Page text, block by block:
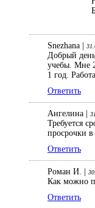
Snezhana |
Добрый
учебы. Мне
1 год.
Ответить
Ангелина |
Требуется
просрочки
Ответить
Роман И. |
Как можно
Ответить